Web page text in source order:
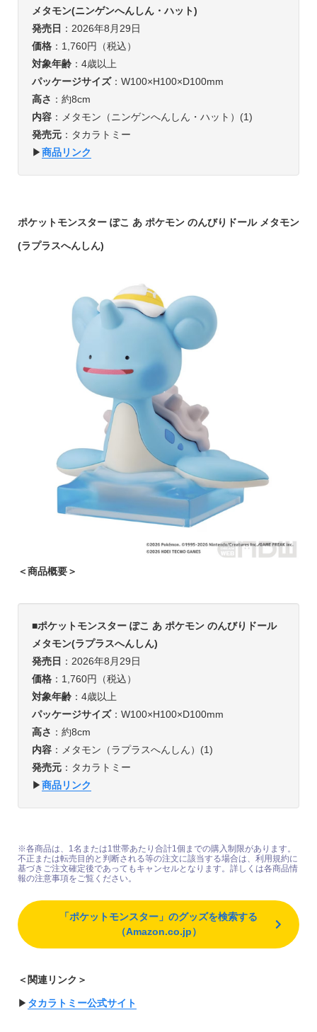
メタモン(ニンゲンへんしん・ハット)
発売日 ：2026年8月29日
価格：1,760円（税込）
対象年齢：4歳以上
パッケージサイズ：W100×H100×D100mm
高さ ：約8cm
内容：メタモン（ニンゲンへんしん・ハット）(1)
発売元：タカラトミー
▶︎商品リンク
ポケットモンスター ぽこ あ ポケモン のんびりドール メタモン
(ラプラスへんしん)
＜商品概要＞
■ポケットモンスター ぽこ あ ポケモン のんびりドール
メタモン(ラプラスへんしん)
発売日 ：2026年8月29日
価格：1,760円（税込）
対象年齢：4歳以上
パッケージサイズ：W100×H100×D100mm
高さ ：約8cm
内容：メタモン（ラプラスへんしん）(1)
発売元：タカラトミー
▶︎商品リンク
※各商品は、1名または1世帯あたり合計1個までの購入制限があります。
不正または転売目的と判断される等の注文に該当する場合は、利用規約に
基づきご注文確定後であってもキャンセルとなります。詳しくは各商品情
報の注意事項をご覧ください。
「ポケットモンスター」のグッズを検索する
（Amazon.co.jp）
＜関連リンク＞
▶︎ タカラトミー公式サイト